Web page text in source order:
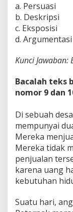
a. Persuasi
b. Deskripsi
c. Eksposisi
d. Argumentasi
Kunci Jawaban:
Bacalah teks
nomor 9 dan
Di sebuah
mempunyai
Mereka
Mereka tidak
penjualan
karena uang
kebutuhan
Suatu hari,